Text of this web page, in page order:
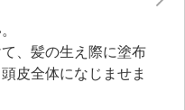
容液）】
タール系色素不使用
、髪の生え際に塗布
皮全体になじませま